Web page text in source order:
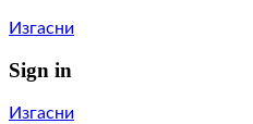
Изгасни
Sign in
Изгасни